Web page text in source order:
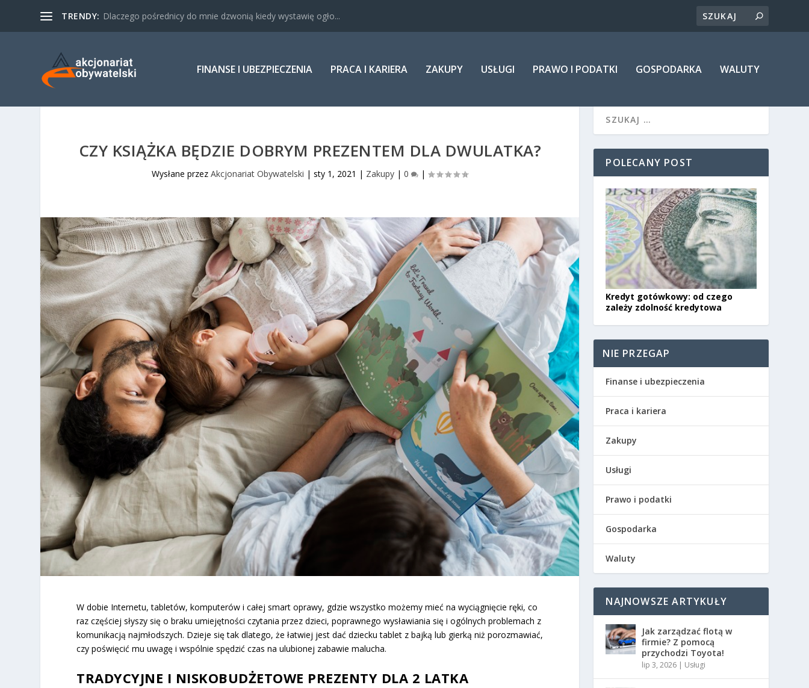
TRENDY: Dlaczego pośrednicy do mnie dzwonią kiedy wystawię ogło...
FINANSE I UBEZPIECZENIA PRACA I KARIERA ZAKUPY USŁUGI PRAWO I PODATKI GOSPODARKA WALUTY
CZY KSIĄŻKA BĘDZIE DOBRYM PREZENTEM DLA DWULATKA?
Wysłane przezAkcjonariat Obywatelski |sty 1, 2021 | Zakupy |0 |
W dobie Internetu, tabletów, komputerów i całej smart oprawy, gdzie wszystko możemy mieć na wyciągnięcie ręki, co
raz częściej słyszy się o braku umiejętności czytania przez dzieci, poprawnego wysławiania się i ogólnych problemach z
komunikacją najmłodszych. Dzieje się tak dlatego, że łatwiej jest dać dziecku tablet z bajką lub gierką niż porozmawiać,
czy poświęcić mu uwagę i wspólnie spędzić czas na ulubionej zabawie malucha.
TRADYCYJNE I NISKOBUDŻETOWE PREZENTY DLA 2 LATKA
POLECANY POST
Kredyt gotówkowy: od czego
zależy zdolność kredytowa
NIE PRZEGAP
Finanse i ubezpieczenia
Praca i kariera
Zakupy
Usługi
Prawo i podatki
Gospodarka
Waluty
NAJNOWSZE ARTYKUŁY
Jak zarządzać flotą w
firmie? Z pomocą
przychodzi Toyota!
lip 3, 2026 | Usługi